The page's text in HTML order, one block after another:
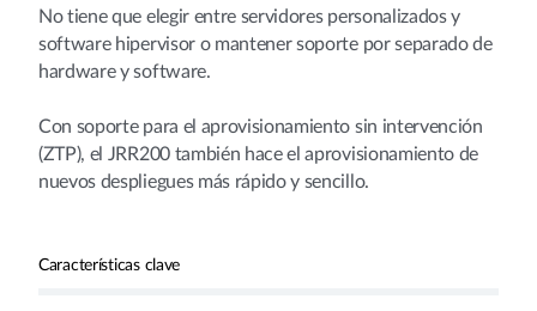
No tiene que elegir entre servidores personalizados y
software hipervisor o mantener soporte por separado de
hardware y software.
Con soporte para el aprovisionamiento sin intervención
(ZTP), el JRR200 también hace el aprovisionamiento de
nuevos despliegues más rápido y sencillo.
Características clave